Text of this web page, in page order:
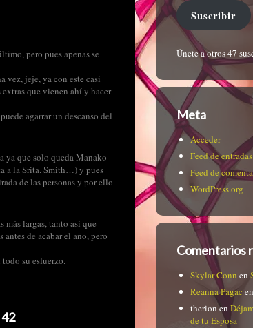
pero pues apenas se
vez, jeje, ya con este casi
que vienen ahí y hacer
agarrar un descanso del
ya que solo queda Manako
a la Srita. Smith…) y pues
de las personas y por ello
más largas, tanto así que
de acabar el año, pero
su esfuerzo.
Suscribir
Únete a otros 47
Meta
Acceder
Feed de entradas
Feed de
WordPress.org
Comentarios
Skylar Conn en
Reanna Pagac en
therionen
de tu Esposa